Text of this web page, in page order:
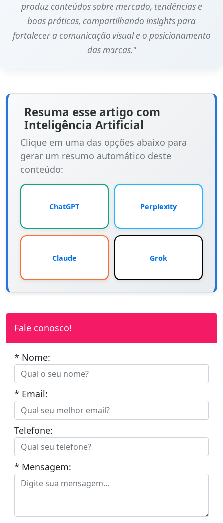
produz conteúdos sobre mercado, tendências e
boas práticas, compartilhando insights para
fortalecer a comunicação visual e o posicionamento
das marcas."
Resuma esse artigo com
Inteligência Artificial
Clique em uma das opções abaixo para
gerar um resumo automático deste
conteúdo:
ChatGPT Perplexity
Claude Grok
Fale conosco!
* Nome:
* Email:
Telefone:
* Mensagem: